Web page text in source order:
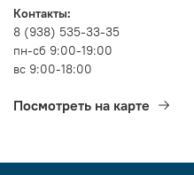
Контакты:
8 (938) 535-33-35
пн-сб 9:00-19:00
вс 9:00-18:00
Посмотреть на карте